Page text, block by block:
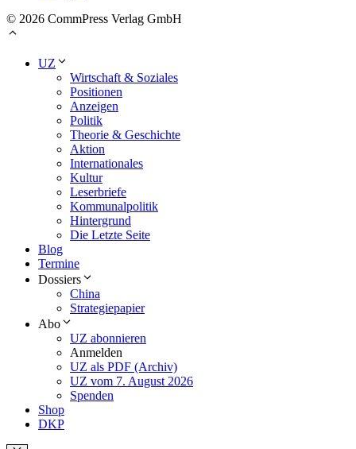
© 2026 CommPress Verlag GmbH
UZ
Wirtschaft & Soziales
Positionen
Anzeigen
Politik
Theorie & Geschichte
Aktion
Internationales
Kultur
Leserbriefe
Kommunalpolitik
Hintergrund
Die Letzte Seite
Blog
Termine
Dossiers
China
Strategiepapier
Abo
UZ abonnieren
Anmelden
UZ als PDF (Archiv)
UZ vom 7. August 2026
Spenden
Shop
DKP